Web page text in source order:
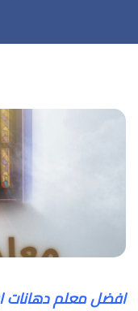
افضل معلم دهانات